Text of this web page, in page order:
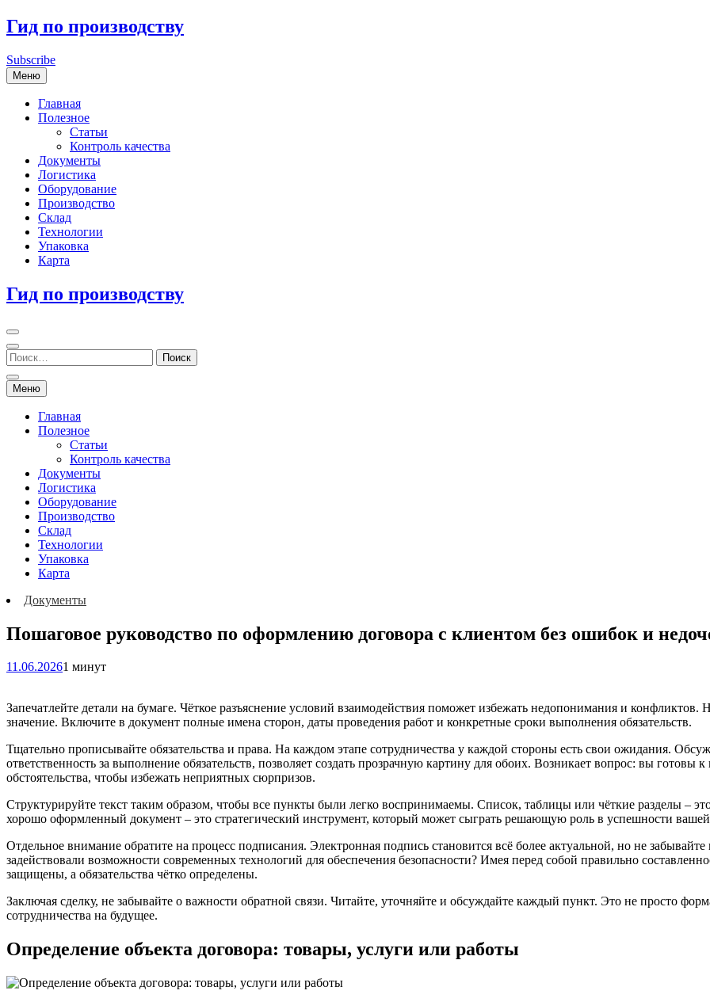
Перейти
к
Гид по производству
Subscribe
Меню
Главная
Полезное
Статьи
Контроль качества
Документы
Логистика
Оборудование
Производство
Склад
Технологии
Упаковка
Карта
Гид по производству
Меню
Главная
Полезное
Статьи
Контроль качества
Документы
Логистика
Оборудование
Производство
Склад
Технологии
Упаковка
Карта
Документы
Пошаговое руководство по оформлению договора с клиентом без ошибок и
11.06.20261 минут
Запечатлейте детали на бумаге. Чёткое разъяснение условий взаимодействия поможет избежать недопонимания и
значение. Включите в документ полные имена сторон, даты проведения работ и конкретные сроки выполнения обязательств.
Тщательно прописывайте обязательства и права. На каждом этапе сотрудничества у каждой стороны есть свои ожидания.
ответственность за выполнение обязательств, позволяет создать прозрачную картину для обоих. Возникает вопрос: вы
обстоятельства, чтобы избежать неприятных сюрпризов.
Структурируйте текст таким образом, чтобы все пункты были легко воспринимаемы. Список, таблицы или чёткие разделы –
хорошо оформленный документ – это стратегический инструмент, который может сыграть решающую роль в успешности
Отдельное внимание обратите на процесс подписания. Электронная подпись становится всё более актуальной, но не
задействовали возможности современных технологий для обеспечения безопасности? Имея перед собой правильно
защищены, а обязательства чётко определены.
Заключая сделку, не забывайте о важности обратной связи. Читайте, уточняйте и обсуждайте каждый пункт. Это не просто
сотрудничества на будущее.
Определение объекта договора: товары, услуги или работы